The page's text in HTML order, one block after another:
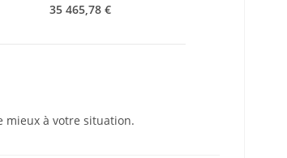
35 465,78 €
mieux à votre situation.